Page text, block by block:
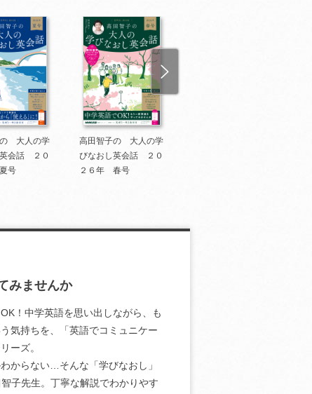
大人の学
会話 ２０
号
高田智子の 大人の学
びなおし英会話 ２０
２６年 春号
みませんか
！中学英語を思い出しながら、も
気持ちを、「英語でコミュニケー
リーズ。
からない…そんな「学びなおし」
子先生。丁寧な解説でわかりやす